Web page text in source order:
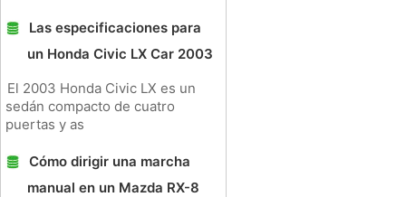
Las especificaciones para
un Honda Civic LX Car 2003
El 2003 Honda Civic LX es un
sedán compacto de cuatro
puertas y as
Cómo dirigir una marcha
manual en un Mazda RX-8